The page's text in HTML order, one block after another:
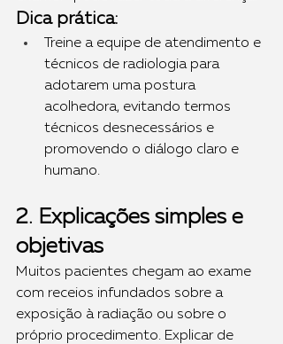
Dica prática:
Treine a equipe de atendimento e
técnicos de radiologia para
adotarem uma postura
acolhedora, evitando termos
técnicos desnecessários e
promovendo o diálogo claro e
humano.
2. Explicações simples e
objetivas
Muitos pacientes chegam ao exame
com receios infundados sobre a
exposição à radiação ou sobre o
próprio procedimento. Explicar de